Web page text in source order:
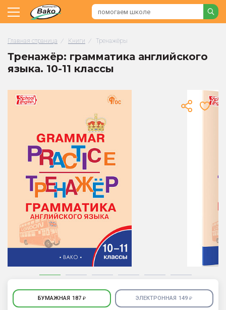
Главная страница / Книги / Тренажёры
Тренажёр: грамматика английского
языка. 10-11 классы
БУМАЖНАЯ 187 ₽ ЭЛЕКТРОННАЯ 149₽